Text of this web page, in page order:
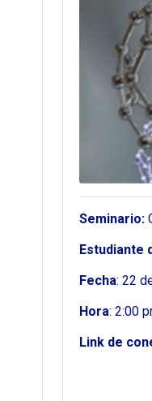
Seminario:
Estudiante
Fecha: 22
Hora: 2:00
Link de